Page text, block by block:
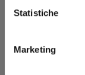
Statistiche
Marketing